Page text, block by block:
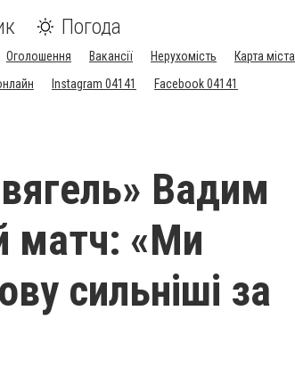
Погода
Оголошення Вакансії Нерухомість
Карта міста
Instagram 04141 Facebook 04141
Вадим
матч: «Ми
сильніші за